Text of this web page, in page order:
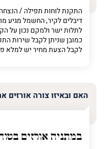
דיבלים לקיר, החשמל מגיע
לתלות ישר ולמקם נכון על
כמובן שניתן לקבל שירות
לקבל הצעת מחיר יש למלא
האם ובאיזו צורה אורזים
במתניה אורזים